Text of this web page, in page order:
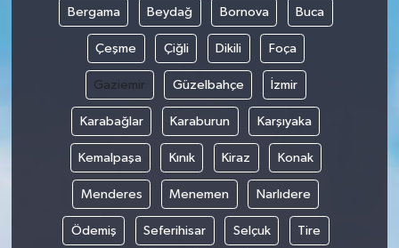
Bergama Beydağ Bornova Buca
Çeşme Çiğli Dikili Foça
Gaziemir Güzelbahçe İzmir
Karabağlar Karaburun Karşıyaka
Kemalpaşa Kınık Kiraz Konak
Menderes Menemen Narlıdere
Ödemiş Seferihisar Selçuk Tire
Yurttan